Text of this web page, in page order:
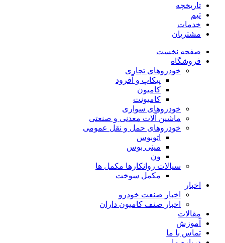
تاریخچه
تیم
خدمات
مشتریان
صفحه نخست
فروشگاه
خودروهای تجاری
پیکاپ و آفرود
کامیون
کامیونت
خودروهای سواری
ماشین آلات معدنی و صنعتی
خودروهای حمل و نقل عمومی
اتوبوس
مینی بوس
ون
سیالات روانکارها مکمل ها
مکمل سوخت
اخبار
اخبار صنعت خودرو
اخبار صنف کامیون داران
مقالات
آموزش
تماس با ما